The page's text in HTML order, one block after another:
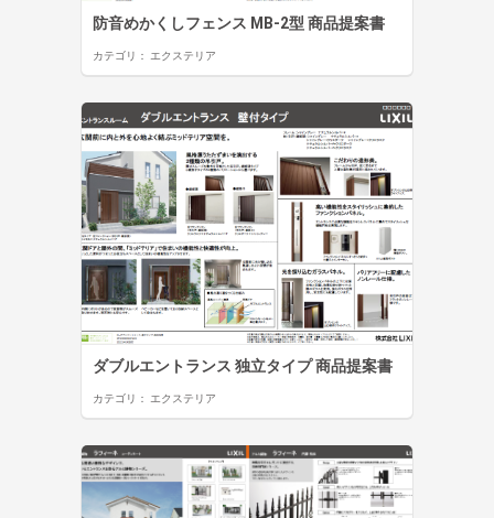
防音めかくしフェンス MB-2型 商品提案書
カテゴリ： エクステリア
ダブルエントランス 独立タイプ 商品提案書
カテゴリ： エクステリア